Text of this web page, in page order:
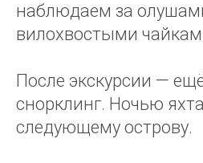
наблюдаем за
вилохвостыми
После экскурсии —
снорклинг. Ночью
следующему острову.